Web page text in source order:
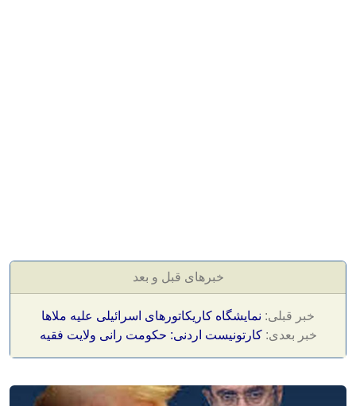
خبرهای قبل و بعد
خبر قبلی: نمایشگاه کاریکاتورهای اسرائیلی علیه ملاها
خبر بعدی:کارتونیست اردنی: حکومت رانی ولایت فقیه